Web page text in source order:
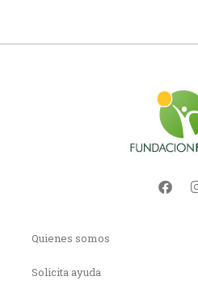
Quienes somos
Solicita ayuda